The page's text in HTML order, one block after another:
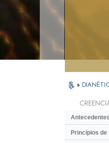
»
Principios de